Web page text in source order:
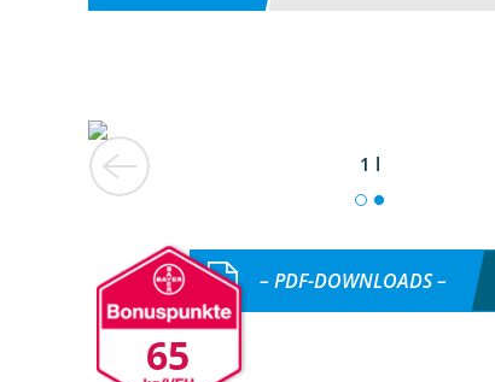
1 l
65
– PDF-DOWNLOADS –